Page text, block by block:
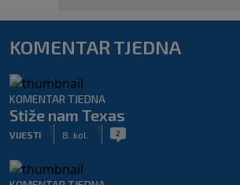
KOMENTAR TJEDNA
KOMENTAR TJEDNA
Stiže nam Texas
VIJESTI
|
8. kol.
| 2